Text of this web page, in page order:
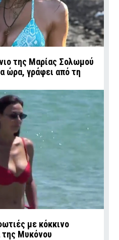
της Μαρίας Σολωμού
ώρα, γράφει από τη
με κόκκινο
της Μυκόνου